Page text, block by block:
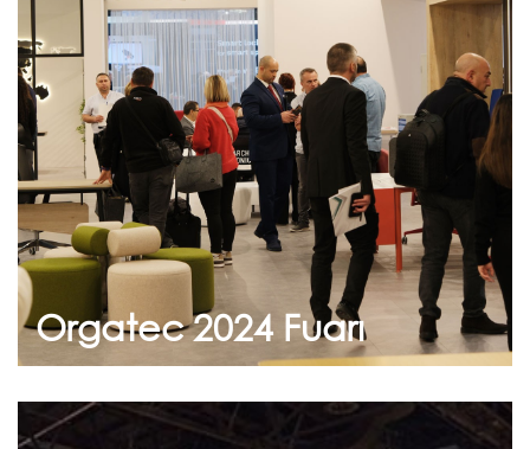
Orgatec 2024 Fuarı
Orgatec 2024 Fuarı
Dünyanın en büyük mobilya fuarında Flekssit
grup olarak yeni tasarımlarımızı sizlerle
buluşturduk. Standımızı ziyaret eden...
Devam et